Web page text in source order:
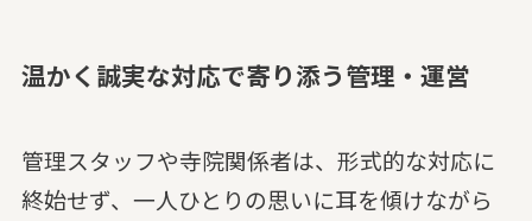
温かく誠実な対応で寄り添う管理・運営
管理スタッフや寺院関係者は、形式的な対応に
終始せず、一人ひとりの思いに耳を傾けながら